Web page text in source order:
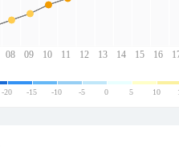
08 09 10 11 12 13 14 15 16
-20 -15 -10 -5 0 5 10